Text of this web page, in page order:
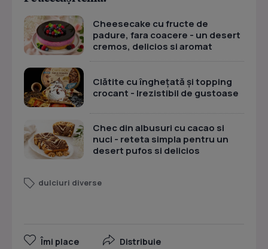
Cheesecake cu fructe de
padure, fara coacere - un desert
cremos, delicios si aromat
Clătite cu înghețată și topping
crocant - Irezistibil de gustoase
Chec din albusuri cu cacao si
nuci - reteta simpla pentru un
desert pufos si delicios
dulciuri diverse
Îmi place Distribuie